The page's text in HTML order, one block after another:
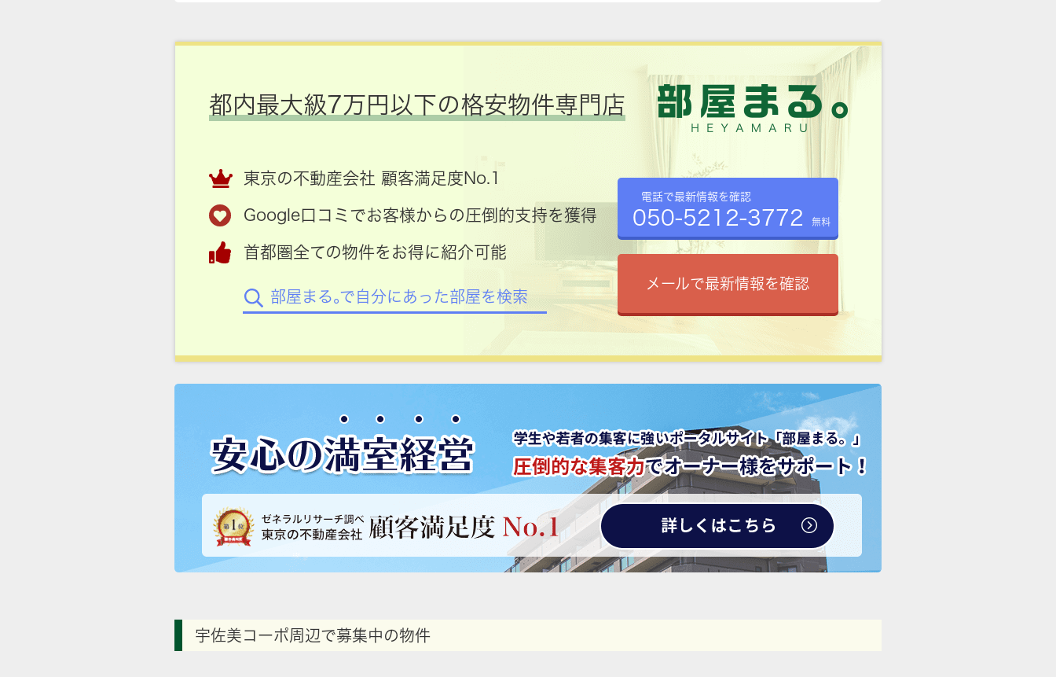
都内最大級7万円以下の格安物件専門店
東京の不動産会社 顧客満足度No.1
Google口コミでお客様からの圧倒的支持を獲得
首都圏全ての物件をお得に紹介可能
部屋まる。で自分にあった部屋を検索
電話で最新情報を確認
050-5212-3772 無料
メールで最新情報を確認
宇佐美コーポ周辺で募集中の物件